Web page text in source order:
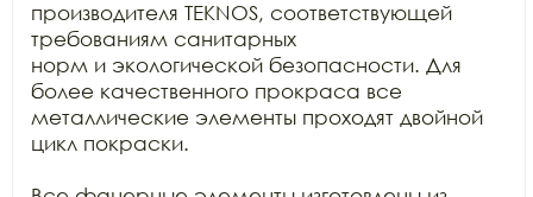
производителя TEKNOS, соответствующей
требованиям санитарных
норм и экологической безопасности. Для
более качественного прокраса все
металлические элементы проходят двойной
цикл покраски.